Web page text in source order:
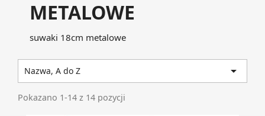
METALOWE
suwaki 18cm metalowe
Nazwa, A do Z 
Pokazano 1-14 z 14 pozycji